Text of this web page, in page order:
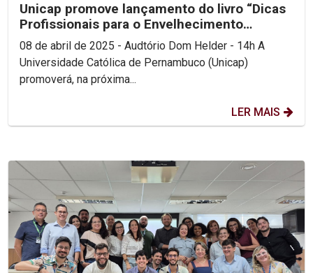
Unicap promove lançamento do livro “Dicas
Profissionais para o Envelhecimento
Saudável”
08 de abril de 2025 - Audtório Dom Helder - 14h A
Universidade Católica de Pernambuco (Unicap)
promoverá, na próxima...
LER MAIS